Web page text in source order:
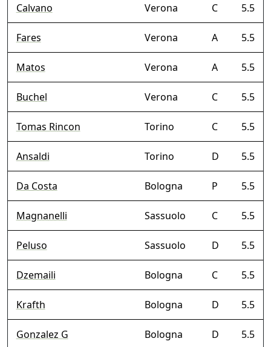
Calvano Verona C 5.5
Fares Verona A 5.5
Matos Verona A 5.5
Buchel Verona C 5.5
Tomas Rincon Torino C 5.5
Ansaldi Torino D 5.5
Da Costa Bologna P 5.5
Magnanelli Sassuolo C 5.5
Peluso Sassuolo D 5.5
Dzemaili Bologna C 5.5
Krafth Bologna D 5.5
Gonzalez G Bologna D 5.5